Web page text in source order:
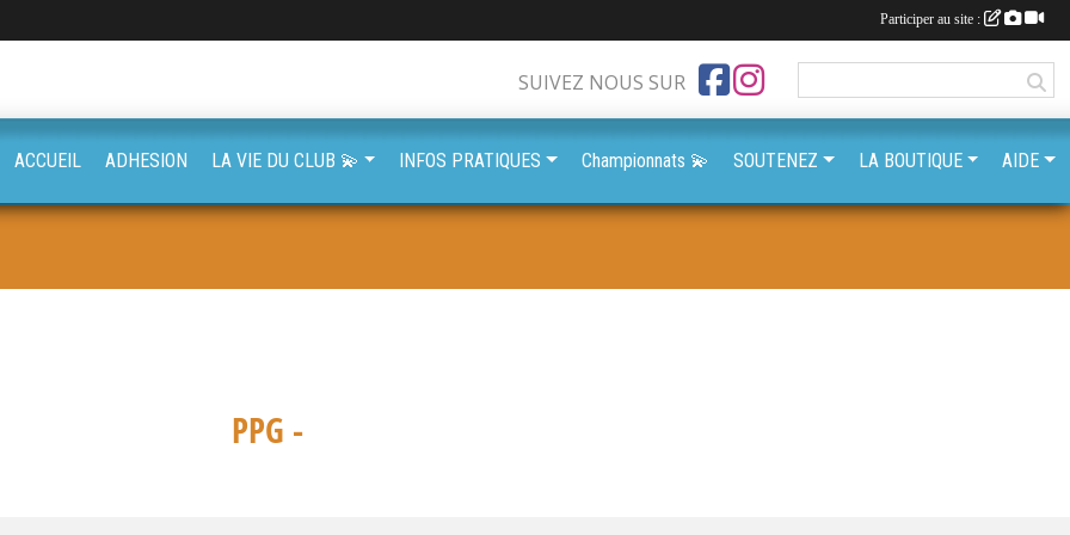
PPG -
SUIVEZ NOUS SUR
ACCUEIL ADHESION LA VIE DU CLUB 💫 INFOS PRATIQUES Championnats 💫 SOUTENEZ LA BOUTIQUE AIDE
Participer au site :